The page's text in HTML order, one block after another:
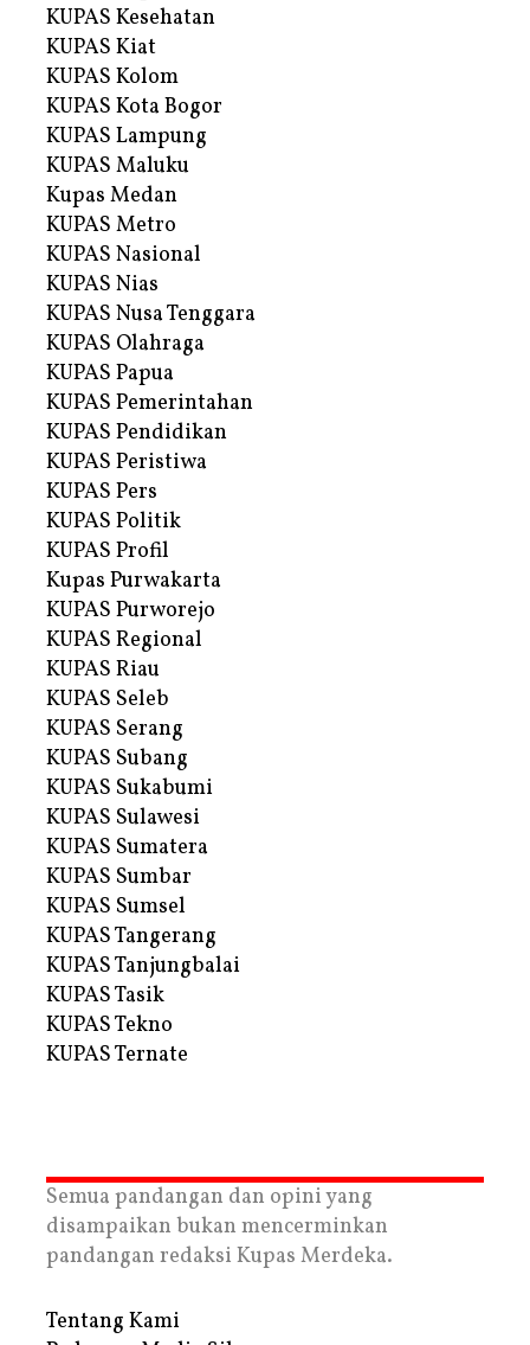
KUPAS Kesehatan
KUPAS Kiat
KUPAS Kolom
KUPAS Kota Bogor
KUPAS Lampung
KUPAS Maluku
Kupas Medan
KUPAS Metro
KUPAS Nasional
KUPAS Nias
KUPAS Nusa Tenggara
KUPAS Olahraga
KUPAS Papua
KUPAS Pemerintahan
KUPAS Pendidikan
KUPAS Peristiwa
KUPAS Pers
KUPAS Politik
KUPAS Profil
Kupas Purwakarta
KUPAS Purworejo
KUPAS Regional
KUPAS Riau
KUPAS Seleb
KUPAS Serang
KUPAS Subang
KUPAS Sukabumi
KUPAS Sulawesi
KUPAS Sumatera
KUPAS Sumbar
KUPAS Sumsel
KUPAS Tangerang
KUPAS Tanjungbalai
KUPAS Tasik
KUPAS Tekno
KUPAS Ternate
Semua pandangan dan opini yang
disampaikan bukan mencerminkan
pandangan redaksi Kupas Merdeka.
Tentang Kami